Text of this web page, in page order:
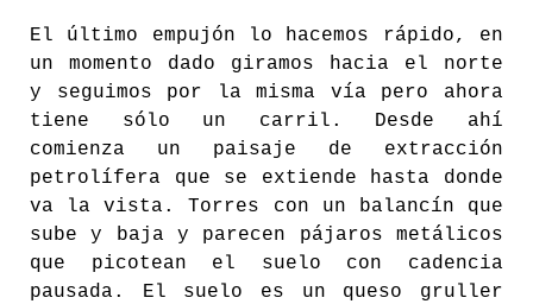
El último empujón lo hacemos rápido, en
un momento dado giramos hacia el norte
y seguimos por la misma vía pero ahora
tiene sólo un carril. Desde ahí
comienza un paisaje de extracción
petrolífera que se extiende hasta donde
va la vista. Torres con un balancín que
sube y baja y parecen pájaros metálicos
que picotean el suelo con cadencia
pausada. El suelo es un queso gruller